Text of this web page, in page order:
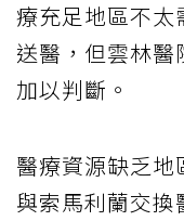
療充足地區不太
送醫，但雲林
加以判斷。
醫療資源缺乏
與索馬利蘭交